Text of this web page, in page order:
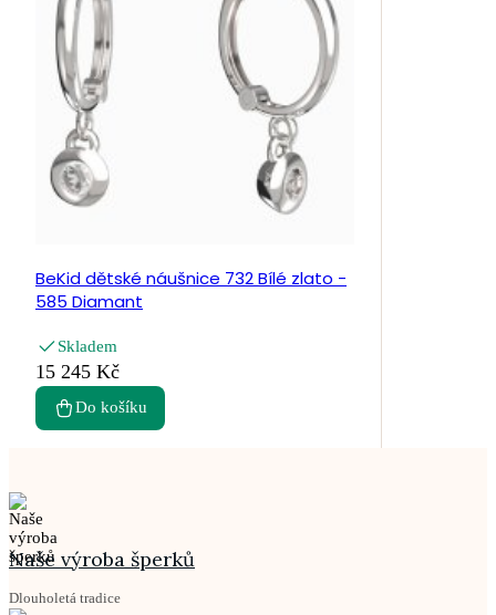
BeKid dětské náušnice 732 Bílé zlato -
585 Diamant
Skladem
15 245 Kč
Do košíku
Naše výroba šperků
Dlouholetá tradice